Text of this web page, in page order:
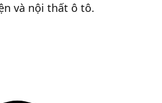
và nội thất ô tô.